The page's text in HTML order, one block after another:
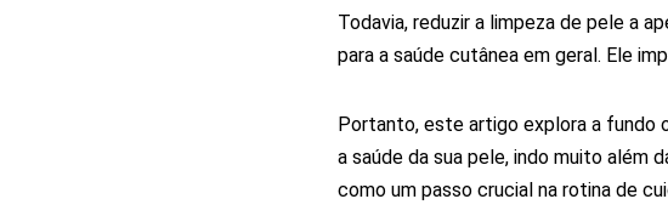
Todavia, reduzir a limpeza de pele a
para a saúde cutânea em geral. Ele
Portanto, este artigo explora a fundo
a saúde da sua pele, indo muito além
como um passo crucial na rotina de